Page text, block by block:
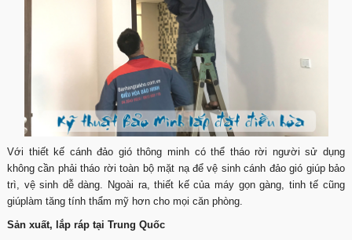
Với thiết kế cánh đảo gió thông minh có thể tháo rời người sử dụng
không cần phải tháo rời toàn bộ mặt nạ để vệ sinh cánh đảo gió giúp bảo
trì, vệ sinh dễ dàng. Ngoài ra, thiết kế của máy gọn gàng, tinh tế cũng
giúplàm tăng tính thẩm mỹ hơn cho mọi căn phòng.
Sản xuất, lắp ráp tại Trung Quốc